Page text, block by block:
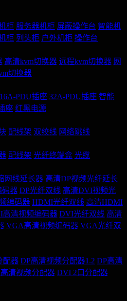
柜 服务器机柜 屏蔽操作台 智能机
柜 列头柜 户外机柜 操作台
高清kvm切换器 远程kvm切换器 网
切换器
16A-PDU插座 32A-PDU插座 智能
座 红黑电源
配线架 双绞线 网络跳线
配线架 光纤终端盒 光缆
网线延长器 高清DP视频光纤延长
码器 DP光纤双线 高清DVI视频光
编码器 HDMI光纤双线 高清HDMI
高清视频编码器 DVI光纤双线 高清
VGA高清视频编码器 VGA光纤双
配器 DP高清视频分配器1.2 DP高清
清视频分配器 DVI 2口分配器